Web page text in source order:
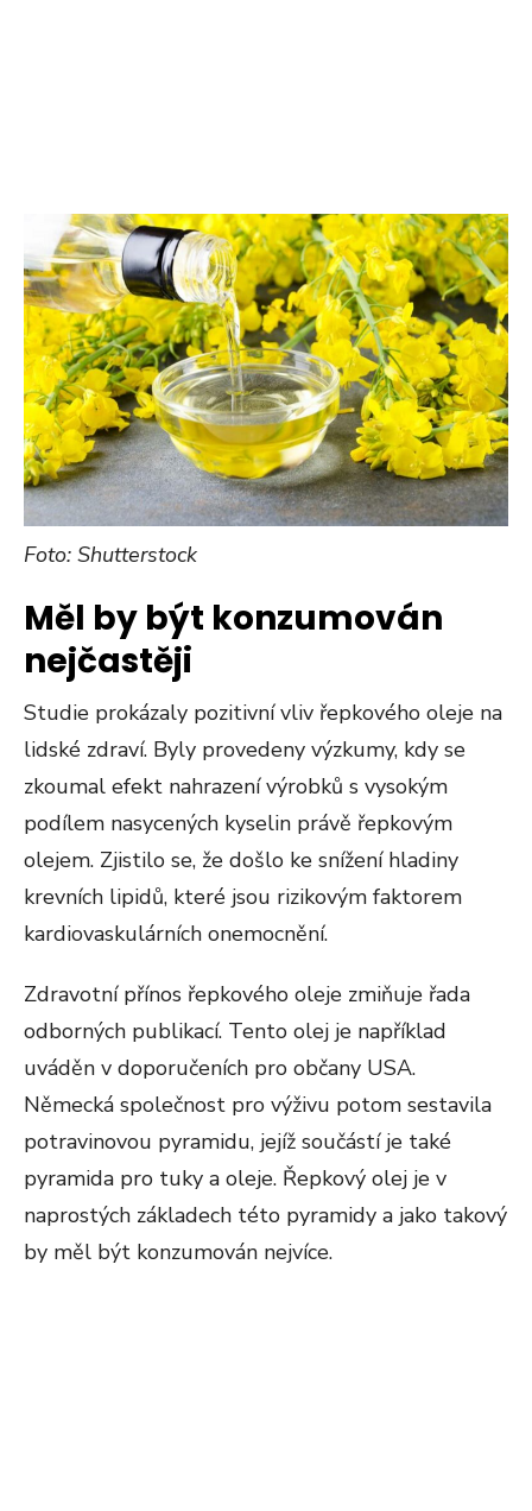
Foto: Shutterstock
Měl by být konzumován
nejčastěji
Studie prokázaly pozitivní vliv řepkového oleje na
lidské zdraví. Byly provedeny výzkumy, kdy se
zkoumal efekt nahrazení výrobků s vysokým
podílem nasycených kyselin právě řepkovým
olejem. Zjistilo se, že došlo ke snížení hladiny
krevních lipidů, které jsou rizikovým faktorem
kardiovaskulárních onemocnění.
Zdravotní přínos řepkového oleje zmiňuje řada
odborných publikací. Tento olej je například
uváděn v doporučeních pro občany USA.
Německá společnost pro výživu potom sestavila
potravinovou pyramidu, jejíž součástí je také
pyramida pro tuky a oleje. Řepkový olej je v
naprostých základech této pyramidy a jako takový
by měl být konzumován nejvíce.